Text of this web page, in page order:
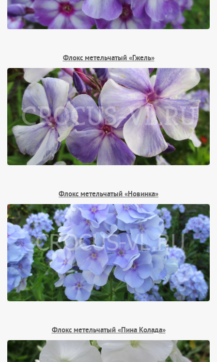
Флокс метельчатый «Гжель»
Флокс метельчатый «Новинка»
Флокс метельчатый «Пина Колада»